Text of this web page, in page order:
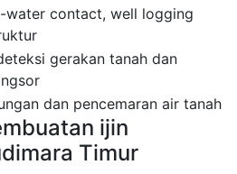
water contact, well logging
gerakan tanah dan
dan pencemaran air tanah
ijin
Timur